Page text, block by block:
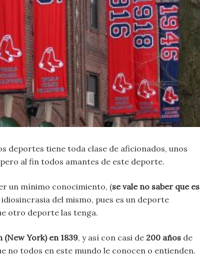
deportes tiene toda clase de aficionados, unos
al fin todos amantes de este deporte.
un mínimo conocimiento, (se vale no saber que es
del mismo, pues es un deporte
otro deporte las tenga.
York) en 1839, y así con casi de 200 años de
no todos en este mundo le conocen o entienden.